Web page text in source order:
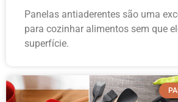
Panelas antiaderentes são uma
para cozinhar alimentos sem que
superfície.